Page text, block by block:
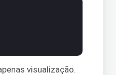
visualização.